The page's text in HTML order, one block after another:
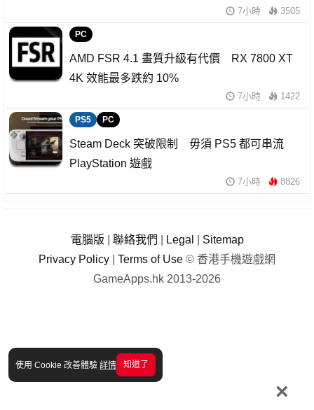
使用 Cookie 改善體驗 詳情 知道了
×
7小時 3505
PC
AMD FSR 4.1 畫質升級有代價 RX 7800 XT
4K 效能最多跌約 10%
7小時 1422
PS5 PC
Steam Deck 突破限制 毋須 PS5 都可串流
PlayStation 遊戲
7小時 8826
電腦版 聯絡我們 Legal
Sitemap
Privacy Policy
Terms of Use © 香港手機遊戲網
GameApps.hk 2013-2026